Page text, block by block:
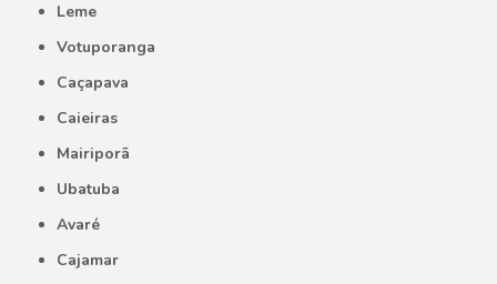
Leme
Votuporanga
Caçapava
Caieiras
Mairiporã
Ubatuba
Avaré
Cajamar